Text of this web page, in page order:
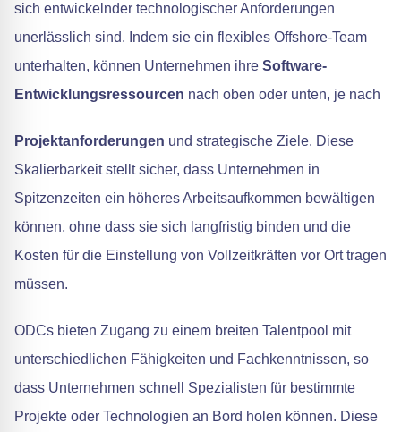
sich entwickelnder technologischer Anforderungen
unerlässlich sind. Indem sie ein flexibles Offshore-Team
unterhalten, können Unternehmen ihre Software-
Entwicklungsressourcen nach oben oder unten, je nach
Projektanforderungen und strategische Ziele. Diese
Skalierbarkeit stellt sicher, dass Unternehmen in
Spitzenzeiten ein höheres Arbeitsaufkommen bewältigen
können, ohne dass sie sich langfristig binden und die
Kosten für die Einstellung von Vollzeitkräften vor Ort tragen
müssen.
ODCs bieten Zugang zu einem breiten Talentpool mit
unterschiedlichen Fähigkeiten und Fachkenntnissen, so
dass Unternehmen schnell Spezialisten für bestimmte
Projekte oder Technologien an Bord holen können. Diese